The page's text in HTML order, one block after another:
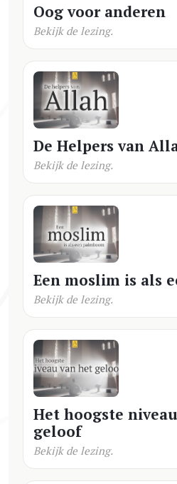
Oog voor anderen
Bekijk de lezing.
De Helpers van
Bekijk de lezing.
Een moslim is als
Bekijk de lezing.
Het hoogste
geloof
Bekijk de lezing.